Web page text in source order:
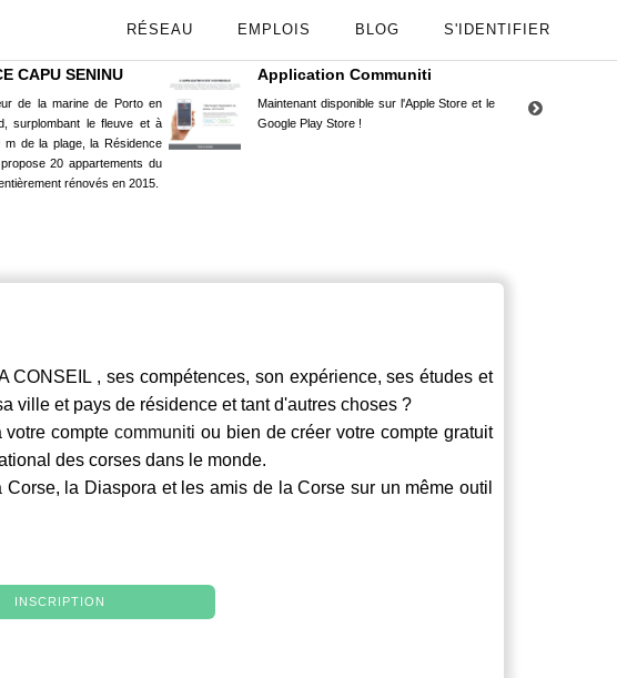
RÉSEAU EMPLOIS BLOG S'IDENTIFIER
CAPU SENINU
de la marine de Porto en
surplombant le fleuve et à
m de la plage, la Résidence
20 appartements du
rénovés en 2015.
Application Communiti
Maintenant disponible sur l'Apple Store et le
Google Play Store !
CONSEIL , ses compétences, son expérience, ses études et
ville et pays de résidence et tant d'autres choses ?
votre comptecommuniti ou bien de créer votre compte gratuit
des corses dans le monde.
la Diaspora et les amis de la Corse sur un même outil
INSCRIPTION